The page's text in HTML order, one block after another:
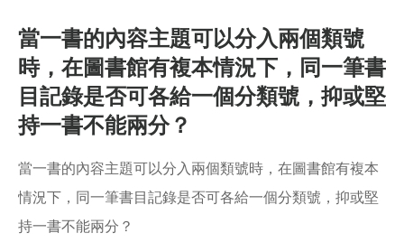
當一書的內容主題可以分入兩個類號
時，在圖書館有複本情況下，同一筆書
目記錄是否可各給一個分類號，抑或堅
持一書不能兩分？
當一書的內容主題可以分入兩個類號時，在圖書館有複本
情況下，同一筆書目記錄是否可各給一個分類號，抑或堅
持一書不能兩分？